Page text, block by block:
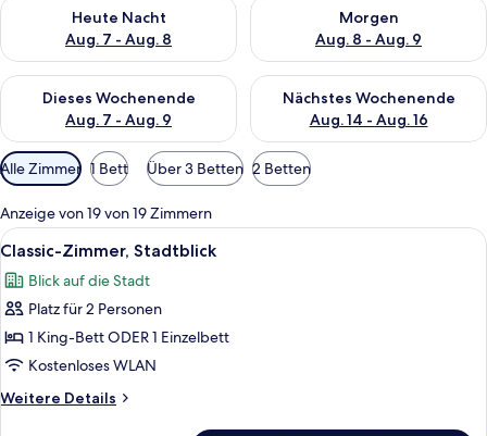
Heute Nacht
Aug. 7 - Aug. 8
Morgen
Aug. 8 - Aug. 9
Dieses Wochenende
Aug. 7 - Aug. 9
Überprüfe die Verfügbarkeit für dieses Wochenende, Aug. 7
Nächstes Wochenende
Aug. 14 - Aug. 16
Überprüfe die Verfügbarkeit
Verfügbare
Filter
für
Zimmer
Alle Zimmer 1 Bett Über 3 Betten 2 Betten
Anzeige von 19 von 19 Zimmern
Alle
Fotos
für
Classic-
Zimmer,
Stadtblick
anzeigen
Minibar, Zimmersafe, Schreibtisch,
8
Classic-Zimmer, Stadtblick
Blick auf die Stadt
Platz für 2 Personen
1 King-Bett ODER 1 Einzelbett
Kostenloses WLAN
Weitere Details
Weitere